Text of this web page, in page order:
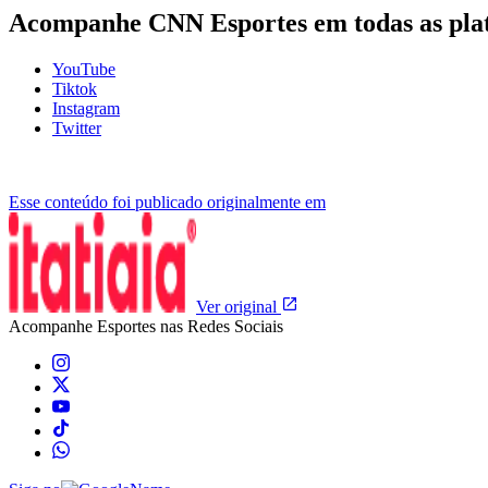
Acompanhe CNN Esportes em todas as
YouTube
Tiktok
Instagram
Twitter
Esse conteúdo foi publicado originalmente em
Ver original
Acompanhe Esportes nas Redes Sociais